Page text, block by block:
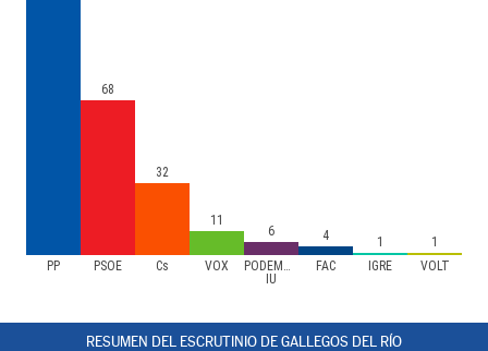
PP PSOE Cs VOX
PODEMOS-
IU
FAC IGRE VOLT
68
32
11
6 4 1 1
RESUMEN DEL ESCRUTINIO DE GALLEGOS DEL RÍO